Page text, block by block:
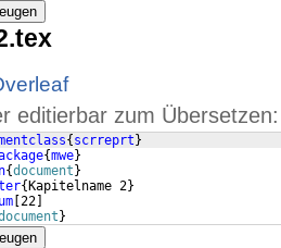
editierbar zum Übersetzen:
{ scrreprt }
{mwe}
{document }
{ Kapitelname 2}
22
}